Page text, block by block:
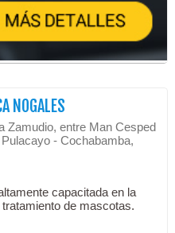
NOGALES
Zamudio, entre Man Cesped
- Cochabamba,
capacitada en la
de mascotas.